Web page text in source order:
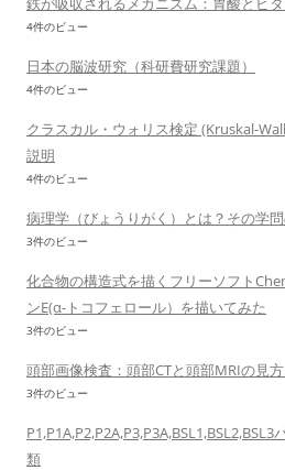
4件のビュー
日本の脳波研究（科研費研究課題）
4件のビュー
クラスカル・ウォリス検定 (Kruskal-
説明
4件のビュー
病理学（びょうりがく）とは？その学
3件のビュー
化合物の構造式を描くフリーソフト
ンE(α-トコフェロール）を描いてみた
3件のビュー
頭部画像検査：頭部CTと頭部MRIの見
3件のビュー
類